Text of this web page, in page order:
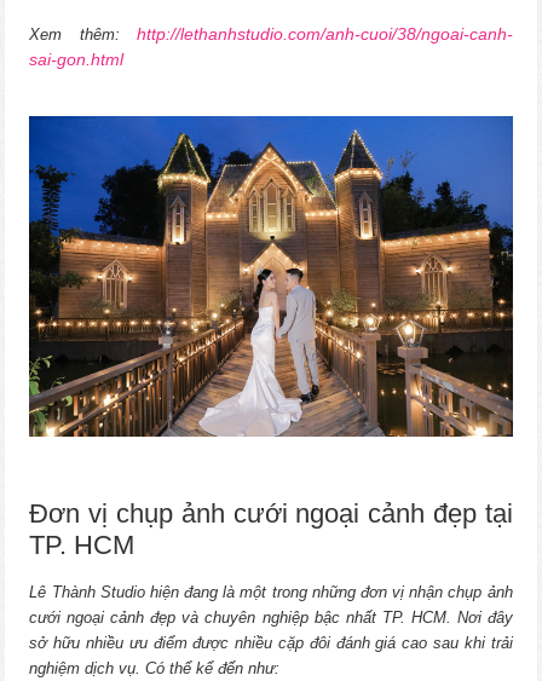
Xem thêm: http://lethanhstudio.com/anh-cuoi/38/ngoai-canh-
sai-gon.html
Đơn vị chụp ảnh cưới ngoại cảnh đẹp tại
TP. HCM
Lê Thành Studio hiện đang là một trong những đơn vị nhận chụp ảnh
cưới ngoại cảnh đẹp và chuyên nghiệp bậc nhất TP. HCM. Nơi đây
sở hữu nhiều ưu điểm được nhiều cặp đôi đánh giá cao sau khi trải
nghiệm dịch vụ. Có thể kể đến như: